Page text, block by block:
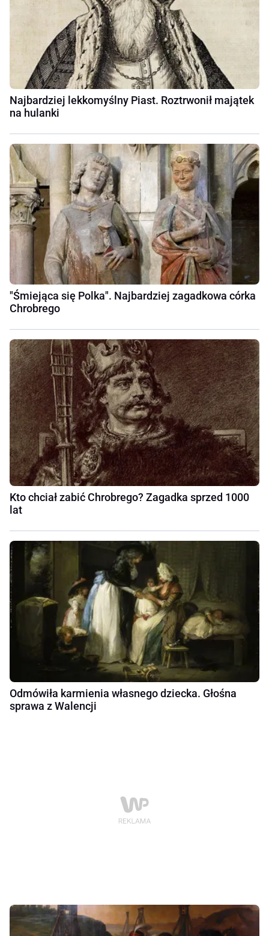
Najbardziej lekkomyślny Piast. Roztrwonił majątek
na hulanki
"Śmiejąca się Polka". Najbardziej zagadkowa córka
Chrobrego
Kto chciał zabić Chrobrego? Zagadka sprzed 1000
lat
Odmówiła karmienia własnego dziecka. Głośna
sprawa z Walencji